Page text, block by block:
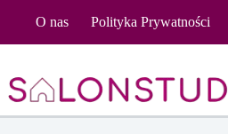
O nas Polityka Prywatności